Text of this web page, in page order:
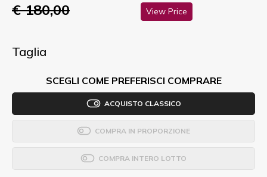
€ 180,00 View Price
Taglia
SCEGLI COME PREFERISCI COMPRARE
ACQUISTO CLASSICO
COMPRA IN PROPORZIONE
COMPRA INTERO LOTTO